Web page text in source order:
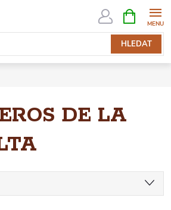
HLEDAT
NÁKUPNÍ
KOŠÍK
DE LA